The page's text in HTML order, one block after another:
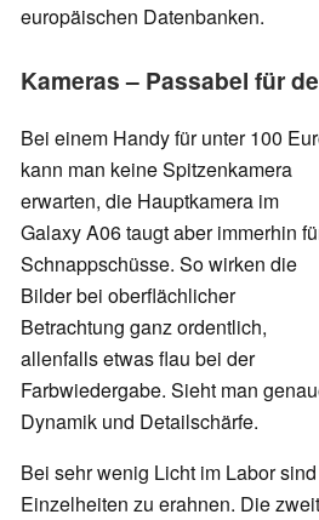
europäischen Datenbanken.
Kameras – Passabel für
Bei einem Handy für unter 100
kann man keine Spitzenkamera
erwarten, die Hauptkamera im
Galaxy A06 taugt aber immerhin
Schnappschüsse. So wirken die
Bilder bei oberflächlicher
Betrachtung ganz ordentlich,
allenfalls etwas flau bei der
Farbwiedergabe. Sieht man
Dynamik und Detailschärfe.
Bei sehr wenig Licht im Labor
Einzelheiten zu erahnen. Die